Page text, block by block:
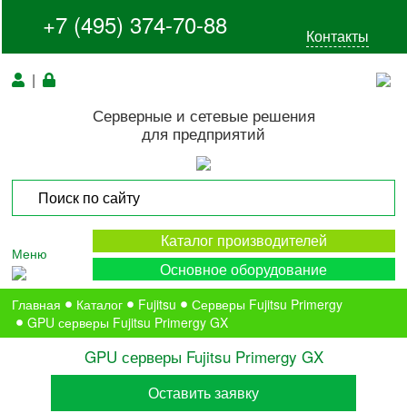
+7 (495) 374-70-88 Контакты
|
Серверные и сетевые решения
для предприятий
Меню
Каталог производителей
Основное оборудование
Главная Каталог Fujitsu
Серверы Fujitsu Primergy
GPU серверы Fujitsu Primergy GX
GPU серверы Fujitsu Primergy GX
Оставить заявку